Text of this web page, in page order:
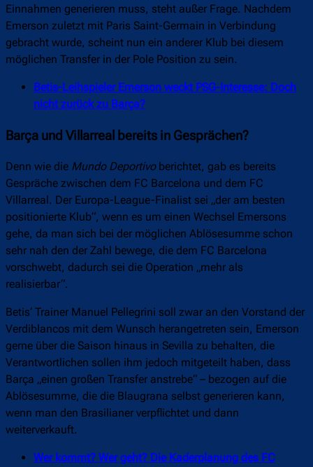
Einnahmen generieren muss, steht außer Frage. Nachdem
Emerson zuletzt mit Paris Saint-Germain in Verbindung
gebracht wurde, scheint nun ein anderer Klub bei diesem
möglichen Transfer in der Pole Position zu sein.
Betis-Leihspieler Emerson weckt PSG-Interesse: Doch
nicht zurück zu Barça?
Barça und Villarreal bereits in Gesprächen?
Denn wie die Mundo Deportivo berichtet, gab es bereits
Gespräche zwischen dem FC Barcelona und dem FC
Villarreal. Der Europa-League-Finalist sei „der am besten
positionierte Klub“, wenn es um einen Wechsel Emersons
gehe, da man sich bei der möglichen Ablösesumme schon
sehr nah den der Zahl bewege, die dem FC Barcelona
vorschwebt, dadurch sei die Operation „mehr als
realisierbar“.
Betis‘ Trainer Manuel Pellegrini soll zwar an den Vorstand der
Verdiblancos mit dem Wunsch herangetreten sein, Emerson
gerne über die Saison hinaus in Sevilla zu behalten, die
Verantwortlichen sollen ihm jedoch mitgeteilt haben, dass
Barça „einen großen Transfer anstrebe“ – bezogen auf die
Ablösesumme, die die Blaugrana selbst generieren kann,
wenn man den Brasilianer verpflichtet und dann
weiterverkauft.
Wer kommt? Wer geht? Die Kaderplanung des FC